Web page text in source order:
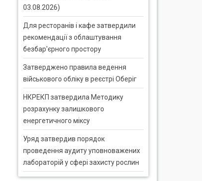
03.08.2026)
Для ресторанів і кафе затвердили
рекомендації з облаштування
безбар'єрного простору
Затверджено правила ведення
військового обліку в реєстрі Оберіг
НКРЕКП затвердила Методику
розрахунку залишкового
енергетичного міксу
Уряд затвердив порядок
проведення аудиту уповноважених
лабораторій у сфері захисту рослин